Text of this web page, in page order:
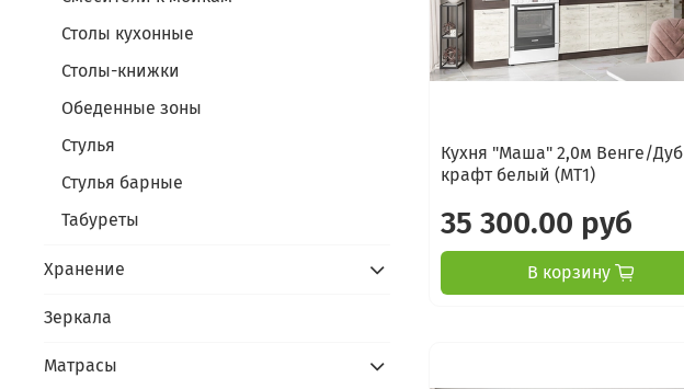
Кухня "Маша" 2,0м Венге/Дуб
крафт белый (МТ1)
35 300.00 руб
В корзину
Столы кухонные
Столы-книжки
Обеденные зоны
Стулья
Стулья барные
Табуреты
Хранение
Зеркала
Матрасы